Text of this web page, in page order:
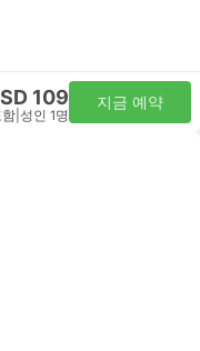
109
성인 1명
지금 예약